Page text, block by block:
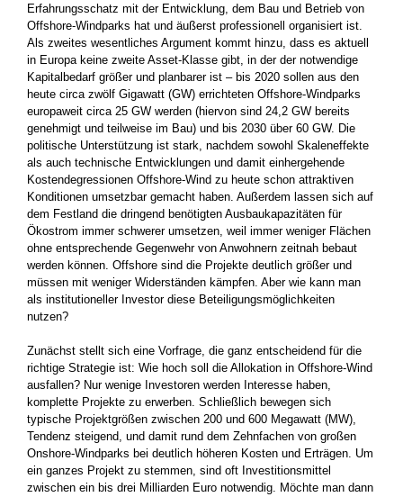
Erfahrungsschatz mit der Entwicklung, dem Bau und Betrieb von
Offshore-Windparks hat und äußerst professionell organisiert ist.
Als zweites wesentliches Argument kommt hinzu, dass es aktuell
in Europa keine zweite Asset-Klasse gibt, in der der notwendige
Kapitalbedarf größer und planbarer ist – bis 2020 sollen aus den
heute circa zwölf Gigawatt (GW) errichteten Offshore-Windparks
europaweit circa 25 GW werden (hiervon sind 24,2 GW bereits
genehmigt und teilweise im Bau) und bis 2030 über 60 GW. Die
politische Unterstützung ist stark, nachdem sowohl Skaleneffekte
als auch technische Entwicklungen und damit einhergehende
Kostendegressionen Offshore-Wind zu heute schon attraktiven
Konditionen umsetzbar gemacht haben. Außerdem lassen sich auf
dem Festland die dringend benötigten Ausbaukapazitäten für
Ökostrom immer schwerer umsetzen, weil immer weniger Flächen
ohne entsprechende Gegenwehr von Anwohnern zeitnah bebaut
werden können. Offshore sind die Projekte deutlich größer und
müssen mit weniger Widerständen kämpfen. Aber wie kann man
als institutioneller Investor diese Beteiligungsmöglichkeiten
nutzen?
Zunächst stellt sich eine Vorfrage, die ganz entscheidend für die
richtige Strategie ist: Wie hoch soll die Allokation in Offshore-Wind
ausfallen? Nur wenige Investoren werden Interesse haben,
komplette Projekte zu erwerben. Schließlich bewegen sich
typische Projektgrößen zwischen 200 und 600 Megawatt (MW),
Tendenz steigend, und damit rund dem Zehnfachen von großen
Onshore-Windparks bei deutlich höheren Kosten und Erträgen. Um
ein ganzes Projekt zu stemmen, sind oft Investitionsmittel
zwischen ein bis drei Milliarden Euro notwendig. Möchte man dann